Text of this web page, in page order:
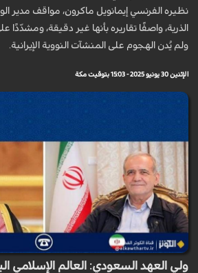
نظيره الفرنسي إيمانويل ماكرون، مواقف مدير
الذرية، واصفًا تقاريره بأنها غير دقيقة، ومشدّدًا
ولم يُدن الهجوم على المنشآت النووية الإيرانية.
الإثنين 30 يونيو 2025 - 15:03 بتوقيت مكة
ولي العهد السعودي: العالم الإسلامي